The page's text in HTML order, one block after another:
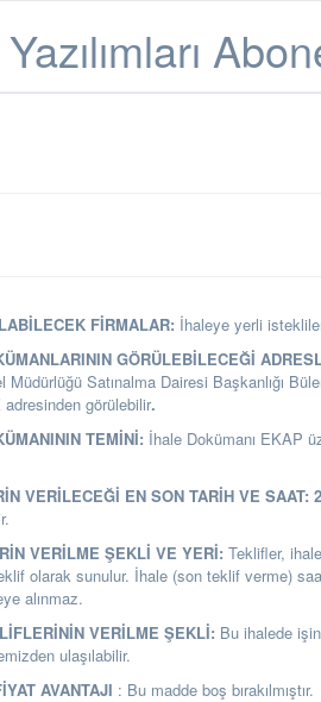
FİRMALAR: İhaleye yerli
GÖRÜLEBİLECEĞİ
Müdürlüğü Satınalma Dairesi Başkanlığı
görülebilir.
TEMİNİ: İhale Dokümanı EKAP
VERİLECEĞİ EN SON TARİH VE SAAT:
VERİLME ŞEKLİ VE YERİ: Teklifler,
olarak sunulur. İhale (son teklif verme)
alınmaz.
VERİLME ŞEKLİ: Bu ihalede
ulaşılabilir.
AVANTAJI : Bu madde boş bırakılmıştır.